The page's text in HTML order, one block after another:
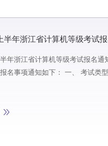
半年浙江省计算机等级考试
等级考试报名通知 2017-03-01 来源：教务部 浙江省计算机等级考试将于2017年4月22日至24日